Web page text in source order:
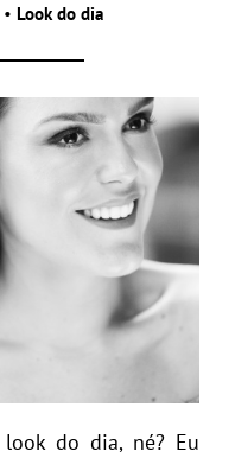
• Look do dia
do dia, né? Eu